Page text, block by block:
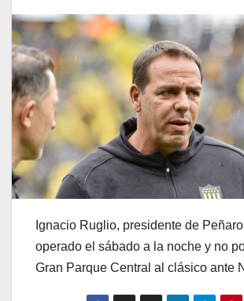
Ignacio Ruglio, presidente de
operado el sábado a la noche y no
Gran Parque Central al clásico ante